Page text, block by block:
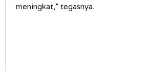
meningkat,” tegasnya.